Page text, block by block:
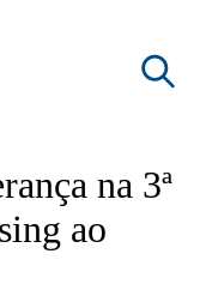
na 3ª
ao